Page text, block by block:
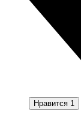
Нравится 1